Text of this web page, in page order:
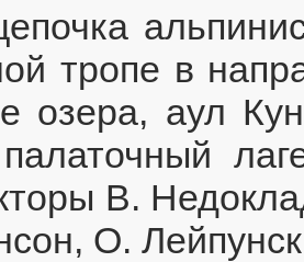
тропе в
озера, аул
В.
О.